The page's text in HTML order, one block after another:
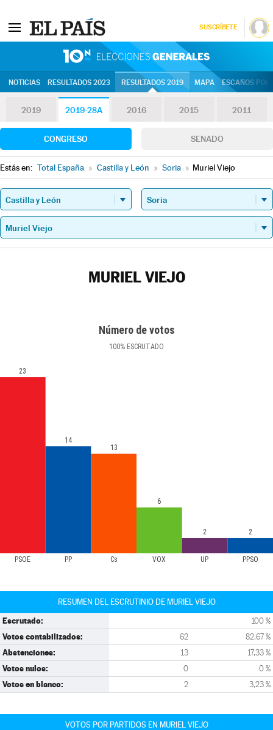
SUSCRÍBETE
NOTICIAS RESULTADOS 2023 RESULTADOS 2019 MAPA ESCAÑOS
2019 2019-28A 2016 2015 2011
CONGRESO SENADO
Estás en: Total España » Castilla y León » Soria » Muriel Viejo
MURIEL VIEJO
Número de votos
100% ESCRUTADO
PSOE PP Cs VOX UP PPSO
23
14
13
6
2 2
RESUMEN DEL ESCRUTINIO DE MURIEL VIEJO
Escrutado: 100 %
Votos contabilizados: 62 82,67 %
Abstenciones: 13 17,33 %
Votos nulos: 0 0 %
Votos en blanco: 2 3,23 %
VOTOS POR PARTIDOS EN MURIEL VIEJO